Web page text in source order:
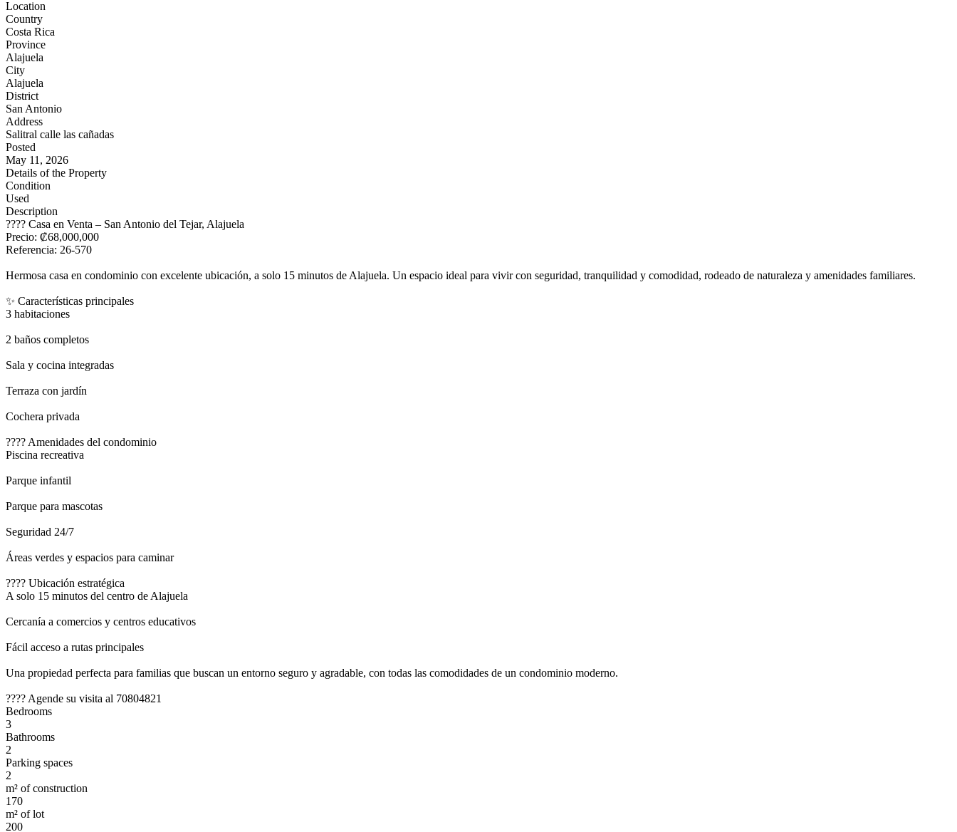
Location
Country
Costa Rica
Province
Alajuela
City
Alajuela
District
San Antonio
Address
Salitral calle las cañadas
Posted
May 11, 2026
Details of the Property
Condition
Used
Description
???? Casa en Venta – San Antonio del Tejar, Alajuela
Precio: ₡68,000,000
Referencia: 26-570
Hermosa casa en condominio con excelente ubicación, a solo 15 minutos de Alajuela. Un espacio ideal para vivir con seguridad, tranquilidad y comodidad, rodeado de naturaleza y amenidades familiares.
✨ Características principales
3 habitaciones
2 baños completos
Sala y cocina integradas
Terraza con jardín
Cochera privada
???? Amenidades del condominio
Piscina recreativa
Parque infantil
Parque para mascotas
Seguridad 24/7
Áreas verdes y espacios para caminar
???? Ubicación estratégica
A solo 15 minutos del centro de Alajuela
Cercanía a comercios y centros educativos
Fácil acceso a rutas principales
Una propiedad perfecta para familias que buscan un entorno seguro y agradable, con todas las comodidades de un condominio moderno.
???? Agende su visita al 70804821
Bedrooms
3
Bathrooms
2
Parking spaces
2
m² of construction
170
m² of lot
200